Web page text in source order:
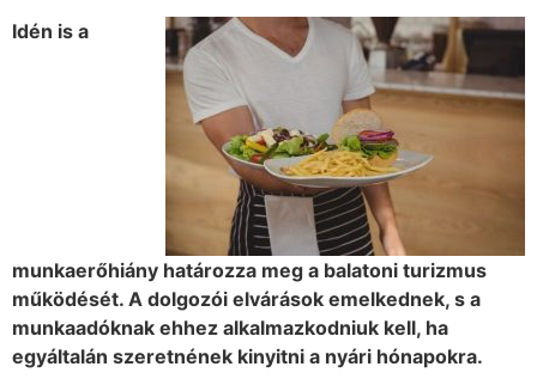
Idén is a
munkaerőhiány határozza meg a balatoni turizmus
működését. A dolgozói elvárások emelkednek, s a
munkaadóknak ehhez alkalmazkodniuk kell, ha
egyáltalán szeretnének kinyitni a nyári hónapokra.